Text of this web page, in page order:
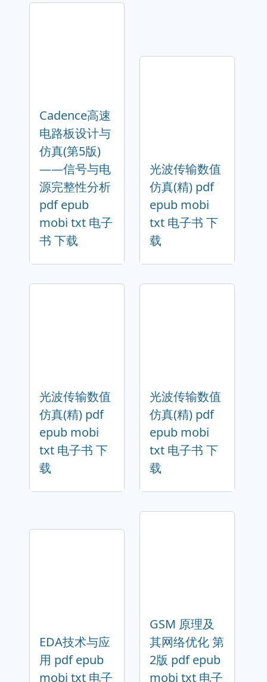
Cadence高速
电路板设计与
仿真(第5版)
——信号与电
源完整性分析
pdf epub
mobi txt 电子
书 下载
光波传输数值
仿真(精) pdf
epub mobi
txt 电子书 下
载
光波传输数值
仿真(精) pdf
epub mobi
txt 电子书 下
载
光波传输数值
仿真(精) pdf
epub mobi
txt 电子书 下
载
EDA技术与应
用 pdf epub
mobi txt 电子
GSM 原理及
其网络优化 第
2版 pdf epub
mobi txt 电子